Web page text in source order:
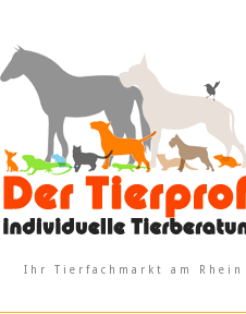
Ihr Tierfachmarkt am Rhein